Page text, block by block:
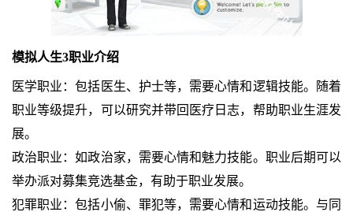
模拟人生3职业介绍
医学职业：包括医生、护士等，需要心情和逻辑技能。随着
职业等级提升，可以研究并带回医疗日志，帮助职业生涯发
展。
政治职业：如政治家，需要心情和魅力技能。职业后期可以
举办派对募集竞选基金，有助于职业发展。
犯罪职业：包括小偷、罪犯等，需要心情和运动技能。与同